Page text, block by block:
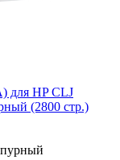
для HP CLJ
(2800 стр.)